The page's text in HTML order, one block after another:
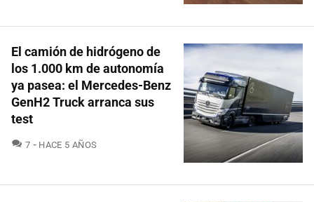
El camión de hidrógeno de
los 1.000 km de autonomía
ya pasea: el Mercedes-Benz
GenH2 Truck arranca sus
test
7 COMENTARIOS
HACE 5 AÑOS